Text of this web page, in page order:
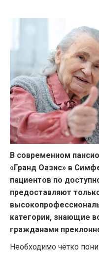
В современном
«Гранд Оазис» в
пациентов по
предоставляют
категории, знающие
гражданами
Необходимо чётко